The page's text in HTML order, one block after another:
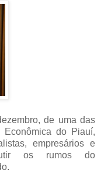
de uma das
do Piauí,
empresários e
os rumos do